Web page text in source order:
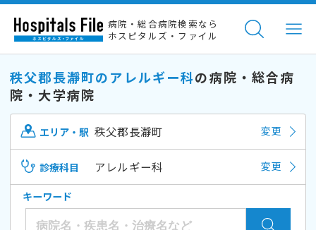
病院・総合病院検索なら
ホスピタルズ・ファイル
秩父郡長瀞町のアレルギー科の病院・総合病
院・大学病院
エリア・駅 秩父郡長瀞町 変更
診療科目 アレルギー科 変更
キーワード